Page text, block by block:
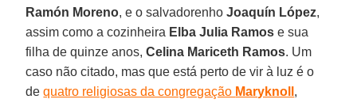
Ramón Moreno, e o salvadorenhoJoaquín López,
assim como a cozinheira Elba Julia Ramos e sua
filha de quinze anos,Celina Mariceth Ramos. Um
caso não citado, mas que está perto de vir à luz é o
dequatro religiosas da congregação Maryknoll ,